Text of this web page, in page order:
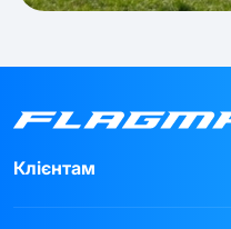
Клієнтам